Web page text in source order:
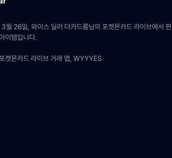
월 26일, 와이스 딜러 더카드룸님의 포켓몬카드 라이브에서 판
이템입니다.
켓몬카드 라이브 거래 앱, WYYYES